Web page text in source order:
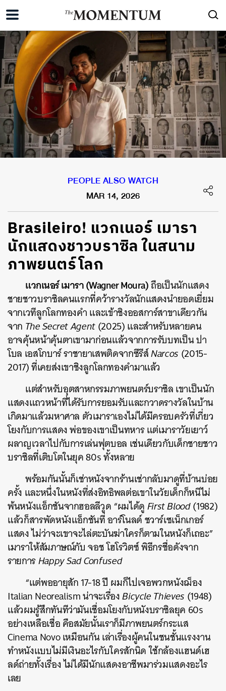
PEOPLE ALSO WATCH
MAR 14, 2026
Brasileiro! แวกเนอร์ เมารา
นักแสดงชาวบราซิล ในสนาม
ภาพยนตร์โลก
แวกเนอร์ เมารา (Wagner Moura)ถือเป็นนักแสดง
ชายชาวบราซิลคนแรกที่คว้ารางวัลนักแสดงนำยอดเยี่ยม
จากเวทีลูกโลกทองคำ และเข้าชิงออสการ์สาขาเดียวกัน
จาก The Secret Agent(2025) และสำหรับหลายคน
อาจคุ้นหน้าคุ้นตาเขามาก่อนแล้วจากการรับบทเป็น ปา
โบล เอสโกบาร์ ราชายาเสพติดจากซีรีส์Narcos (2015-
2017) ที่เคยส่งเขาชิงลูกโลกทองคำมาแล้ว
แต่สำหรับอุตสาหกรรมภาพยนตร์บราซิล เขาเป็นนัก
แสดงแถวหน้าที่ได้รับการยอมรับและกวาดรางวัลในบ้าน
เกิดมาแล้วมหาศาล ตัวเมาราเองไม่ได้มีครอบครัวที่เกี่ยว
โยงกับการแสดง พ่อของเขาเป็นทหาร แต่เมาราวัยเยาว์
ผลาญเวลาไปกับการเล่นฟุตบอล เช่นเดียวกับเด็กชายชาว
บราซิลที่เติบโตในยุค 80s ทั้งหลาย
พร้อมกันนั้นก็เช่าหนังจากร้านเช่ากลับมาดูที่บ้านบ่อย
ครั้ง และหนึ่งในหนังที่ส่งอิทธิพลต่อเขาในวัยเด็กก็หนีไม่
พ้นหนังแอ็กชันจากฮอลลีวูด “ผมได้ดูFirst Blood(1982)
แล้วก็สารพัดหนังแอ็กชันที่ อาร์โนลด์ ชวาร์เซเน็กเกอร์
แสดง ไม่ว่าจะเขาจะไล่ตะบันฆ่าใครก็ตามในหนังก็เถอะ”
เมาราให้สัมภาษณ์กับ จอช โฮโรวิตซ์ พิธีกรชื่อดังจาก
รายการHappy Sad Confused
“แต่พออายุสัก 17-18 ปี ผมก็ไปเจอพวกหนังฌ็อง
Italian Neorealism น่าจะเรื่องBicycle Thieves (1948)
แล้วผมรู้สึกทันทีว่ามันเชื่อมโยงกับหนังบราซิลยุค 60s
อย่างเหลือเชื่อ คือสมัยนั้นเราก็มีภาพยนตร์กระแส
Cinema Novo เหมือนกัน เล่าเรื่องผู้คนในชนชั้นแรงงาน
ทำหนังแบบไม่มีเงินอะไรกับใครสักนิด ใช้กล้องแฮนด์เฮ
ลด์ถ่ายทั้งเรื่อง ไม่ได้มีนักแสดงอาชีพมาร่วมแสดงอะไร
เลย